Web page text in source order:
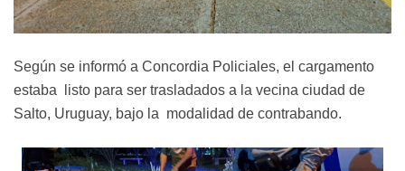
Según se informó a Concordia Policiales, el cargamento
estaba listo para ser trasladados a la vecina ciudad de
Salto, Uruguay, bajo la modalidad de contrabando.